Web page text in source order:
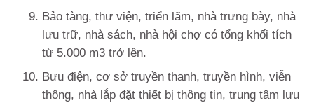
Bảo tàng, thư viện, triển lãm, nhà trưng bày, nhà
lưu trữ, nhà sách, nhà hội chợ có tổng khối tích
từ 5.000 m3 trở lên.
Bưu điện, cơ sở truyền thanh, truyền hình, viễn
thông, nhà lắp đặt thiết bị thông tin, trung tâm lưu